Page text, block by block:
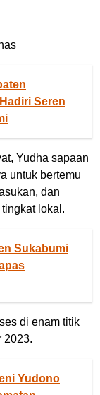
Seren
Yudha sapaan
untuk bertemu
dan
lokal.
Sukabumi
di enam titik
2023.
Yudono